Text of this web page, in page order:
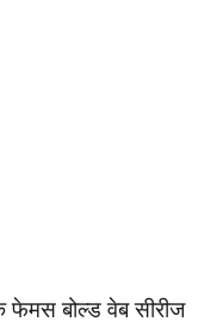
बोल्ड वेब सीरीज